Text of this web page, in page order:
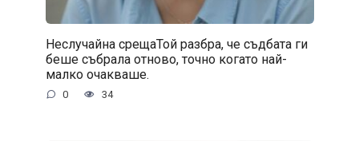
Неслучайна срещаТой разбра, че съдбата ги
беше събрала отново, точно когато най-
малко очакваше.
0 34